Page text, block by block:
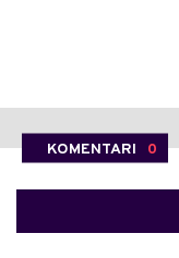
KOMENTARI 0